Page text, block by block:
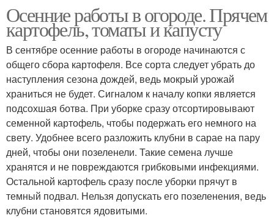
Осенние работы в огороде. Прячем
картофель, томаты и капусту
В сентябре осенние работы в огороде начинаются с
общего сбора картофеля. Все сорта следует убрать до
наступления сезона дождей, ведь мокрый урожай
храниться не будет. Сигналом к началу копки является
подсохшая ботва. При уборке сразу отсортировывают
семенной картофель, чтобы подержать его немного на
свету. Удобнее всего разложить клубни в сарае на пару
дней, чтобы они позеленели. Такие семена лучше
хранятся и не повреждаются грибковыми инфекциями.
Остальной картофель сразу после уборки прячут в
темный подвал. Нельзя допускать его позеленения, ведь
клубни становятся ядовитыми.